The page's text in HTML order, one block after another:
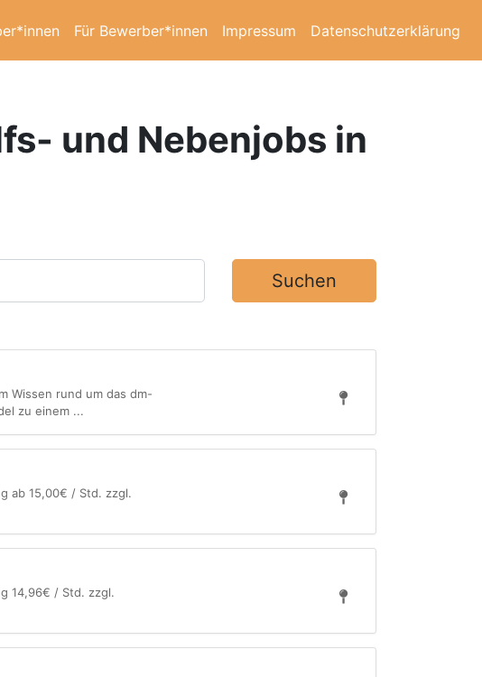
Für Bewerber*innen Impressum Datenschutzerklärung
und Nebenjobs in
Suchen
Wissen rund um das dm-
zu einem ...
ab 15,00€ / Std. zzgl.
14,96€ / Std. zzgl.